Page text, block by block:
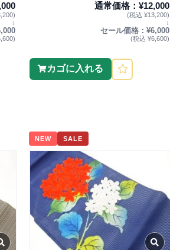
↓
通常価格：¥12,000
(税込 ¥13,200)
↓
セール価格：¥6,000
(税込 ¥6,600)
カゴに入れる
NEW SALE